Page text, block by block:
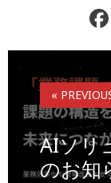
«
AIソリ
のお知